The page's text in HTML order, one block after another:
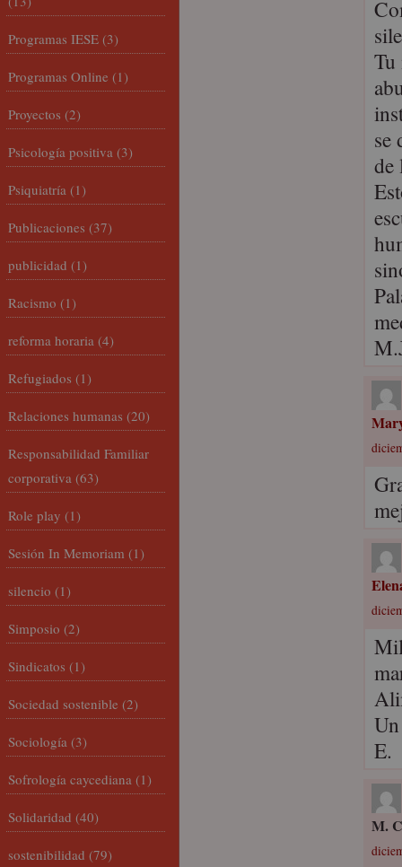
Tu
se
de
E.
M.
Programas IESE (3)
Programas Online (1)
Proyectos (2)
Psicología positiva (3)
Psiquiatría (1)
Publicaciones (37)
publicidad (1)
Racismo (1)
reforma horaria (4)
Refugiados (1)
Relaciones humanas (20)
Responsabilidad Familiar
corporativa (63)
Role play (1)
Sesión In Memoriam (1)
silencio (1)
Simposio (2)
Sindicatos (1)
Sociedad sostenible (2)
Sociología (3)
Sofrología caycediana (1)
Solidaridad (40)
sostenibilidad (79)